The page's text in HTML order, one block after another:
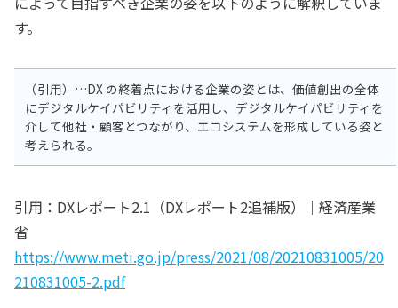
す。
（引用）…DX の終着点における企業の姿とは、価値創出の全体
にデジタルケイパビリティを活用し、デジタルケイパビリティを
介して他社・顧客とつながり、エコシステムを形成している姿と
考えられる。
引用：DXレポート2.1（DXレポート2追補版）｜経済産業
省
https://www.meti.go.jp/press/2021/08/20210831005/20
210831005-2.pdf